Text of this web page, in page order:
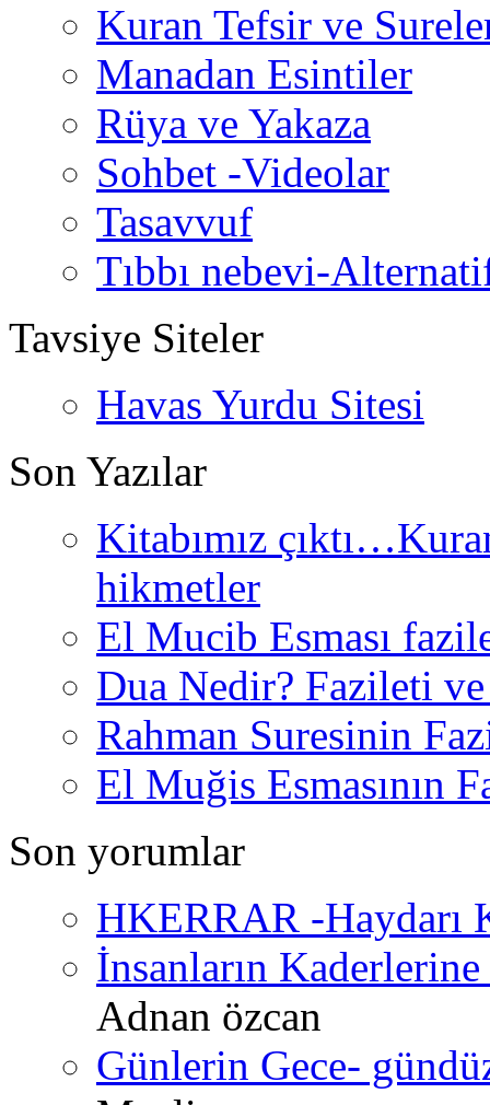
Kuran Tefsir ve
Manadan Esintiler
Rüya ve Yakaza
Sohbet -Videolar
Tasavvuf
Tıbbı nebevi-
Tavsiye Siteler
Havas Yurdu Sitesi
Son Yazılar
Kitabımız
hikmetler
El Mucib Esması
Dua Nedir? Fazileti
Rahman Suresinin
El Muğis Esmasının
Son yorumlar
HKERRAR -Haydarı
İnsanların
Adnan özcan
Günlerin Gece-